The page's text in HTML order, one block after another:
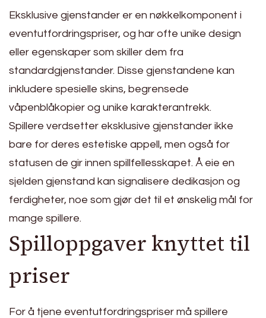
Eksklusive gjenstander er en nøkkelkomponent i
eventutfordringspriser, og har ofte unike design
eller egenskaper som skiller dem fra
standardgjenstander. Disse gjenstandene kan
inkludere spesielle skins, begrensede
våpenblåkopier og unike karakterantrekk.
Spillere verdsetter eksklusive gjenstander ikke
bare for deres estetiske appell, men også for
statusen de gir innen spillfellesskapet. Å eie en
sjelden gjenstand kan signalisere dedikasjon og
ferdigheter, noe som gjør det til et ønskelig mål for
mange spillere.
Spilloppgaver knyttet til
priser
For å tjene eventutfordringspriser må spillere